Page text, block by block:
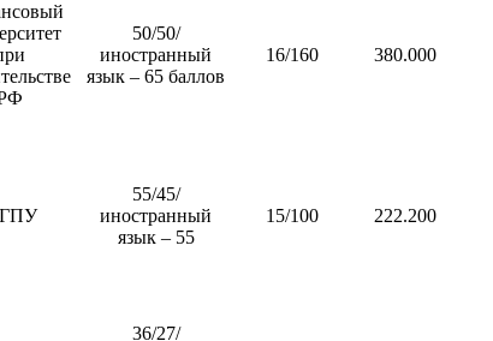
50/50/
иностранный
язык – 65 баллов
16/160 380.000
55/45/
иностранный
язык – 55
15/100 222.200
36/27/